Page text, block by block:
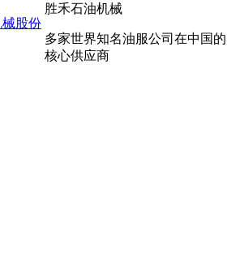
胜禾石油机械
多家世界知名油服公司在中国的
核心供应商